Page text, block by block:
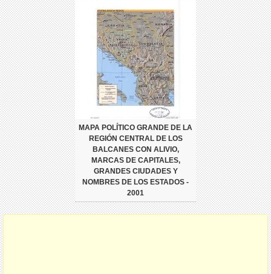
MAPA POLÍTICO GRANDE DE LA
REGIÓN CENTRAL DE LOS
BALCANES CON ALIVIO,
MARCAS DE CAPITALES,
GRANDES CIUDADES Y
NOMBRES DE LOS ESTADOS -
2001